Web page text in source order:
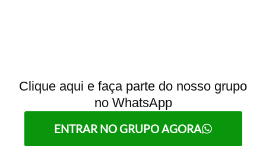
Clique aqui e faça parte do nosso grupo
no WhatsApp
ENTRAR NO GRUPO AGORA